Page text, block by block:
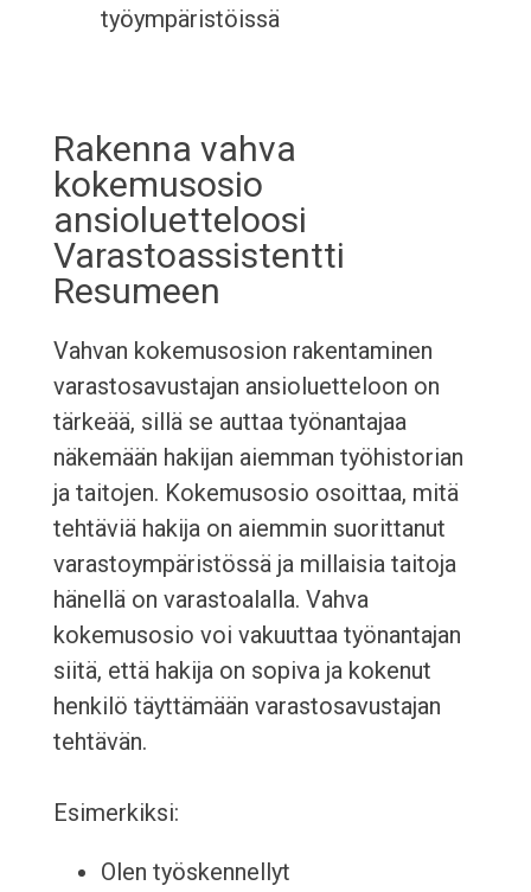
työympäristöissä
Rakenna vahva
kokemusosio
ansioluetteloosi
Varastoassistentti
Resumeen
Vahvan kokemusosion rakentaminen
varastosavustajan ansioluetteloon on
tärkeää, sillä se auttaa työnantajaa
näkemään hakijan aiemman työhistorian
ja taitojen. Kokemusosio osoittaa, mitä
tehtäviä hakija on aiemmin suorittanut
varastoympäristössä ja millaisia taitoja
hänellä on varastoalalla. Vahva
kokemusosio voi vakuuttaa työnantajan
siitä, että hakija on sopiva ja kokenut
henkilö täyttämään varastosavustajan
tehtävän.
Esimerkiksi:
Olen työskennellyt